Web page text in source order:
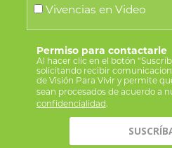
Vivencias en Video
Permiso para contactarle
Al hacer clic en el botón
solicitando recibir
de Visión Para Vivir y permite
sean procesados de acuerdo a
confidencialidad.